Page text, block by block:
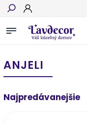
ANJELI
Najpredávanejšie